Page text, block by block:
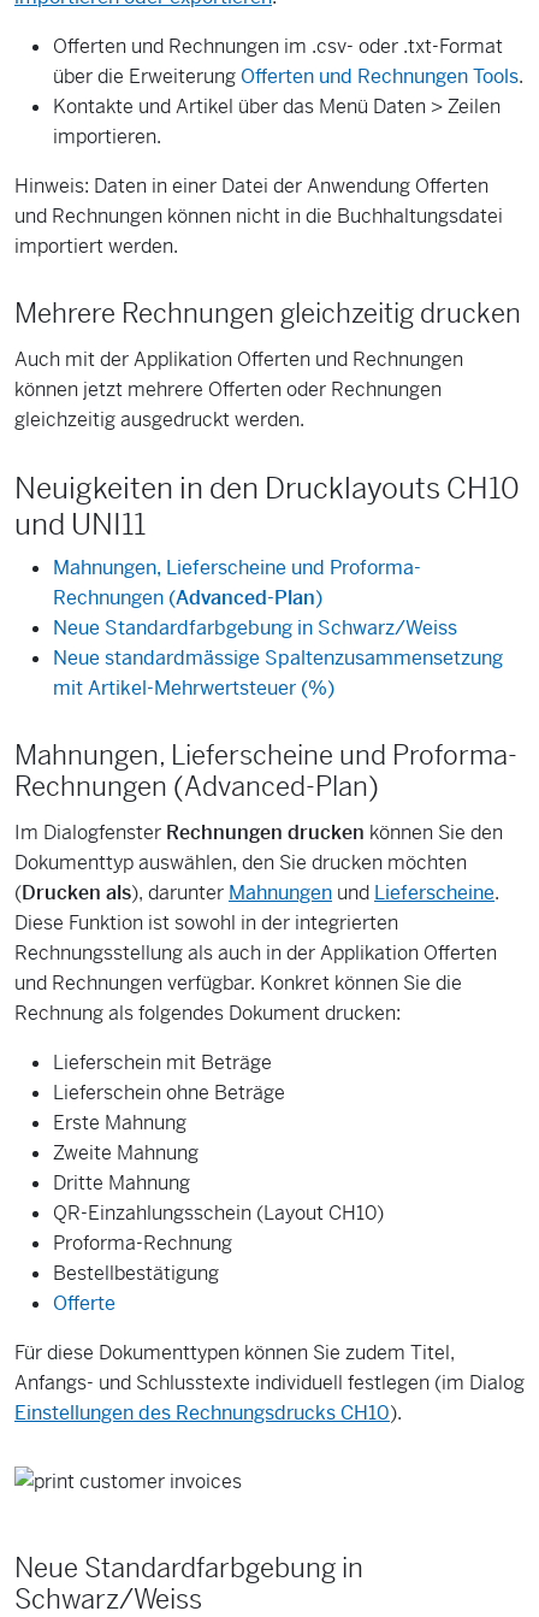
Offerten und Rechnungen im .csv- oder .txt-Format
über die Erweiterung Offerten und Rechnungen Tools.
Kontakte und Artikel über das Menü Daten > Zeilen
importieren.
Hinweis: Daten in einer Datei der Anwendung Offerten
und Rechnungen können nicht in die Buchhaltungsdatei
importiert werden.
Mehrere Rechnungen gleichzeitig drucken
Auch mit der Applikation Offerten und Rechnungen
können jetzt mehrere Offerten oder Rechnungen
gleichzeitig ausgedruckt werden.
Neuigkeiten in den Drucklayouts CH10
und UNI11
Mahnungen, Lieferscheine und Proforma-
Rechnungen (Advanced-Plan)
Neue Standardfarbgebung in Schwarz/Weiss
Neue standardmässige Spaltenzusammensetzung
mit Artikel-Mehrwertsteuer (%)
Mahnungen, Lieferscheine und Proforma-
Rechnungen (Advanced-Plan)
Im Dialogfenster Rechnungen drucken können Sie den
Dokumenttyp auswählen, den Sie drucken möchten
(Drucken als), darunter Mahnungen und Lieferscheine.
Diese Funktion ist sowohl in der integrierten
Rechnungsstellung als auch in der Applikation Offerten
und Rechnungen verfügbar. Konkret können Sie die
Rechnung als folgendes Dokument drucken:
Lieferschein mit Beträge
Lieferschein ohne Beträge
Erste Mahnung
Zweite Mahnung
Dritte Mahnung
QR-Einzahlungsschein (Layout CH10)
Proforma-Rechnung
Bestellbestätigung
Offerte
Für diese Dokumenttypen können Sie zudem Titel,
Anfangs- und Schlusstexte individuell festlegen (im Dialog
Einstellungen des Rechnungsdrucks CH10).
Neue Standardfarbgebung in
Schwarz/Weiss